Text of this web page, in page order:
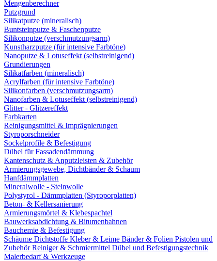
Mengenberechner
Putzgrund
Silikatputze (mineralisch)
Buntsteinputze & Faschenputze
Silikonputze (verschmutzungsarm)
Kunstharzputze (für intensive Farbtöne)
Nanoputze & Lotuseffekt (selbstreinigend)
Grundierungen
Silikatfarben (mineralisch)
Acrylfarben (für intensive Farbtöne)
Silikonfarben (verschmutzungsarm)
Nanofarben & Lotuseffekt (selbstreinigend)
Glitter - Glitzereffekt
Farbkarten
Reinigungsmittel & Imprägnierungen
Styroporschneider
Sockelprofile & Befestigung
Dübel für Fassadendämmung
Kantenschutz & Anputzleisten & Zubehör
Armierungsgewebe, Dichtbänder & Schaum
Hanfdämmplatten
Mineralwolle - Steinwolle
Polystyrol - Dämmplatten (Styroporplatten)
Beton- & Kellersanierung
Armierungsmörtel & Klebespachtel
Bauwerksabdichtung & Bitumenbahnen
Bauchemie & Befestigung
Schäume Dichtstoffe Kleber & Leime Bänder & Folien Pistolen und
ZubehörReiniger & Schmiermittel Dübel und Befestigungstechnik
Malerbedarf & Werkzeuge